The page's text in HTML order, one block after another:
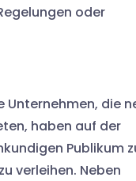
oder
Unternehmen, die
haben auf der
Publikum
verleihen. Neben